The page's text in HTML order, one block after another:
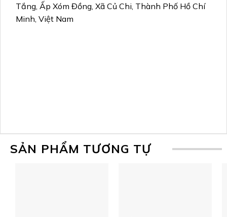
Tắng, Ấp Xóm Đồng, Xã Củ Chi, Thành Phố Hồ Chí
Minh, Việt Nam
SẢN PHẨM TƯƠNG TỰ